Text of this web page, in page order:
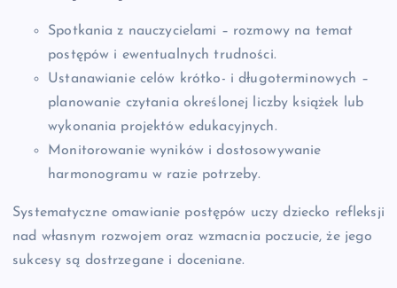
Spotkania z nauczycielami – rozmowy na temat
postępów i ewentualnych trudności.
Ustanawianie celów krótko- i długoterminowych –
planowanie czytania określonej liczby książek lub
wykonania projektów edukacyjnych.
Monitorowanie wyników i dostosowywanie
harmonogramu w razie potrzeby.
Systematyczne omawianie postępów uczy dziecko refleksji
nad własnym rozwojem oraz wzmacnia poczucie, że jego
sukcesy są dostrzegane i doceniane.